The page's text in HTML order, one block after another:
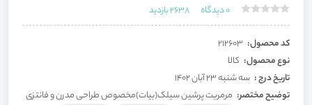
0دیدگاه 2638بازدید
کد محصول: 212603
نوع محصول: کالا
تاریخ درج : سه شنبه 23 آبان 1402
توضیح مختصر: مرمریت پرشین سیلک(بیات)مخصوص طراحی مدرن و فانتزی